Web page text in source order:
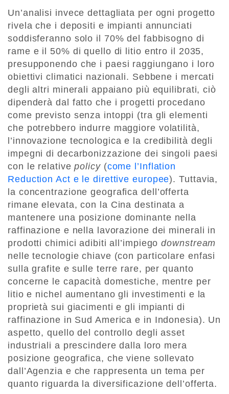
Un’analisi invece dettagliata per ogni progetto
rivela che i depositi e impianti annunciati
soddisferanno solo il 70% del fabbisogno di
rame e il 50% di quello di litio entro il 2035,
presupponendo che i paesi raggiungano i loro
obiettivi climatici nazionali. Sebbene i mercati
degli altri minerali appaiano più equilibrati, ciò
dipenderà dal fatto che i progetti procedano
come previsto senza intoppi (tra gli elementi
che potrebbero indurre maggiore volatilità,
l’innovazione tecnologica e la credibilità degli
impegni di decarbonizzazione dei singoli paesi
con le relativepolicy (come l’Inflation
Reduction Act e le direttive europee). Tuttavia,
la concentrazione geografica dell’offerta
rimane elevata, con la Cina destinata a
mantenere una posizione dominante nella
raffinazione e nella lavorazione dei minerali in
prodotti chimici adibiti all’impiegodownstream
nelle tecnologie chiave (con particolare enfasi
sulla grafite e sulle terre rare, per quanto
concerne le capacità domestiche, mentre per
litio e nichel aumentano gli investimenti e la
proprietà sui giacimenti e gli impianti di
raffinazione in Sud America e in Indonesia). Un
aspetto, quello del controllo degli asset
industriali a prescindere dalla loro mera
posizione geografica, che viene sollevato
dall’Agenzia e che rappresenta un tema per
quanto riguarda la diversificazione dell’offerta.